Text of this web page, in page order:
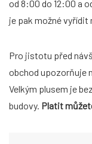
od 8:00 do 12:00 a
je pak možné vyřídit
Pro jistotu před
obchod upozorňuje
Velkým plusem je
budovy. Platit